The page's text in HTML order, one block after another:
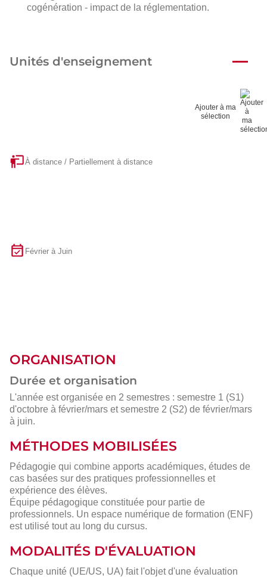
cogénération - impact de la réglementation.
Unités d'enseignement
Ajouter à ma
sélection
À distance / Partiellement à distance
Février à Juin
ORGANISATION
Durée et organisation
L'année est organisée en 2 semestres : semestre 1 (S1)
d'octobre à février/mars et semestre 2 (S2) de février/mars
à juin.
MÉTHODES MOBILISÉES
Pédagogie qui combine apports académiques, études de
cas basées sur des pratiques professionnelles et
expérience des élèves.
Équipe pédagogique constituée pour partie de
professionnels. Un espace numérique de formation (ENF)
est utilisé tout au long du cursus.
MODALITÉS D'ÉVALUATION
Chaque unité (UE/US, UA) fait l'objet d'une évaluation